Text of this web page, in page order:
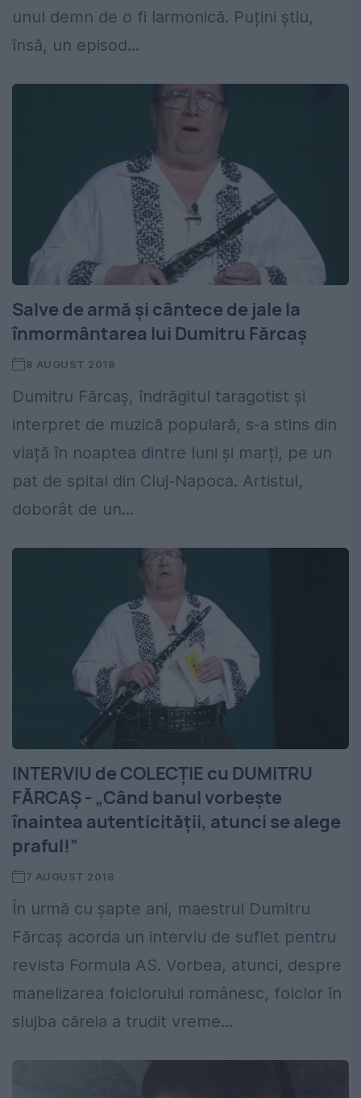
unul demn de o fi larmonică. Puțini știu,
însă, un episod...
Salve de armă și cântece de jale la
înmormântarea lui Dumitru Fărcaș
8 AUGUST 2018
Dumitru Fărcaș, îndrăgitul taragotist și
interpret de muzică populară, s-a stins din
viață în noaptea dintre luni și marți, pe un
pat de spital din Cluj-Napoca. Artistul,
doborât de un...
INTERVIU de COLECȚIE cu DUMITRU
FĂRCAȘ - „Când banul vorbește
înaintea autenticității, atunci se alege
praful!”
7 AUGUST 2018
În urmă cu șapte ani, maestrul Dumitru
Fărcaș acorda un interviu de suflet pentru
revista Formula AS. Vorbea, atunci, despre
manelizarea folclorului românesc, folclor în
slujba căreia a trudit vreme...